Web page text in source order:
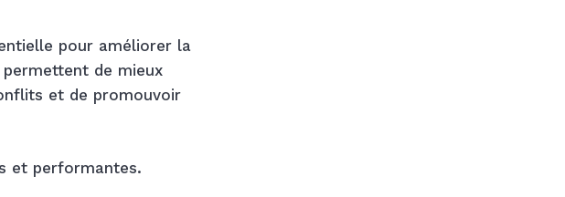
pour améliorer la
de mieux
et de promouvoir
et performantes.